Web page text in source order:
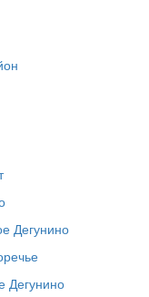
Дегунино
Дегунино